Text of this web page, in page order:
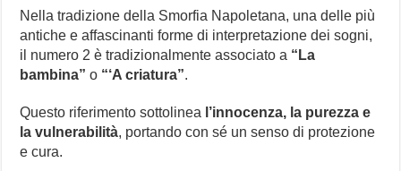
Nella tradizione della Smorfia Napoletana, una delle più
antiche e affascinanti forme di interpretazione dei sogni,
il numero 2 è tradizionalmente associato a “La
bambina” o “‘A criatura”.
Questo riferimento sottolinea l’innocenza, la purezza e
la vulnerabilità, portando con sé un senso di protezione
e cura.